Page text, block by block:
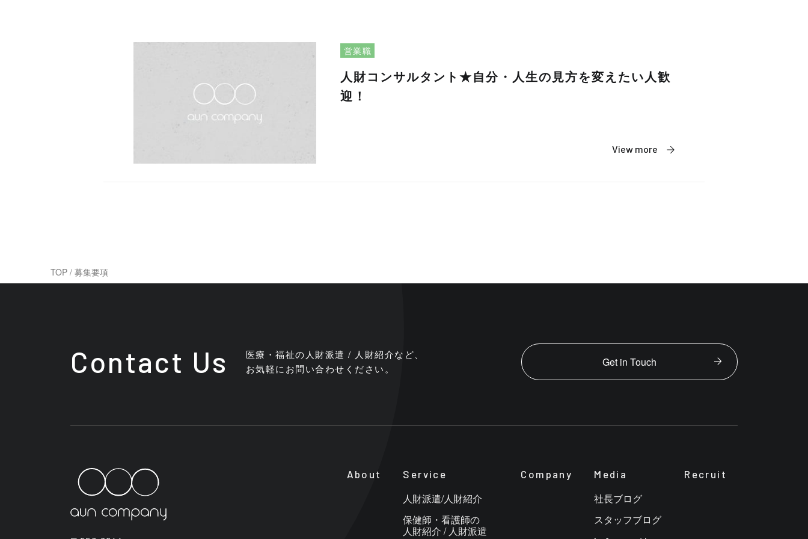
営業職
人財コンサルタント★自分・人生の見方を変えたい人歓
迎！
View more
TOP / 募集要項
Contact Us
医療・福祉の人財派遣 / 人財紹介など、
お気軽にお問い合わせください。
Get in Touch
About Service
人財派遣/人財紹介
保健師・看護師の
人財紹介 / 人財派遣
Company Media
社長ブログ
スタッフブログ
Recruit